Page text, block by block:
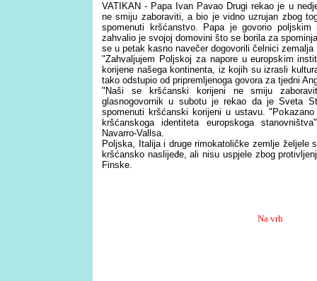
VATIKAN - Papa Ivan Pavao Drugi rekao je u
ne smiju zaboraviti, a bio je vidno uzrujan zbog
spomenuti kršćanstvo. Papa je govorio
zahvalio je svojoj domovini što se borila za
se u petak kasno navečer dogovorili čelnici zemalja
"Zahvaljujem Poljskoj za napore u europskim
korijene našega kontinenta, iz kojih su izrasli
tako odstupio od pripremljenoga govora za tjedni
"Naši se kršćanski korijeni ne smiju
glasnogovornik u subotu je rekao da je Sveta
spomenuti kršćanski korijeni u ustavu.
kršćanskoga identiteta europskoga
Navarro-Vallsa.
Poljska, Italija i druge rimokatoličke zemlje željele
kršćansko naslijeđe, ali nisu uspjele zbog
Finske.
Na vrh